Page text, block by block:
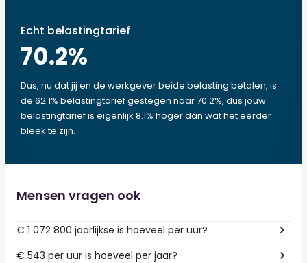
Echt belastingtarief
70.2%
Dus, nu dat jij en de werkgever beide belasting betalen, is
de 62.1% belastingtarief gestegen naar 70.2%, dus jouw
belastingtarief is eigenlijk 8.1% hoger dan wat het eerder
bleek te zijn.
Mensen vragen ook
€ 1 072 800 jaarlijkse is hoeveel per uur?
€ 543 per uur is hoeveel per jaar?